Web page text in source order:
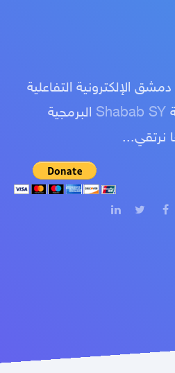
الإلكترونية التفاعلية
Shabab SY البرمجية
نرتقي...